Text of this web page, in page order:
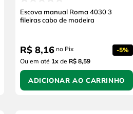
Escova manual Roma 4030 3
fileiras cabo de madeira
R$ 8,16 no Pix -5%
Ou em até 1x de R$ 8,59
ADICIONAR AO CARRINHO